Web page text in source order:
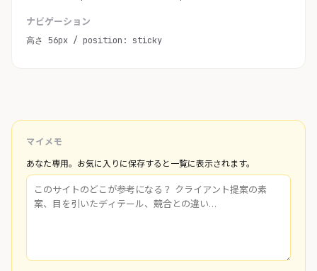
ナビゲーション
高さ 56px / position: sticky
マイメモ
あなた専用。お気に入りに保存すると一覧に表示されます。